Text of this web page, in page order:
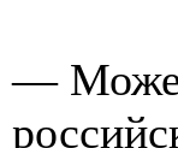
— Может